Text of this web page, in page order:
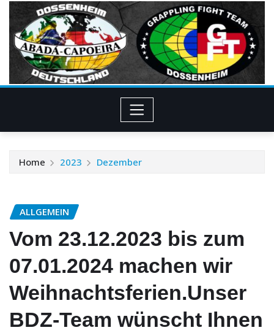
Skip
content
Home 2023 Dezember
ALLGEMEIN
Vom 23.12.2023 bis zum
07.01.2024 machen wir
Weihnachtsferien.Unser
BDZ-Team wünscht Ihnen